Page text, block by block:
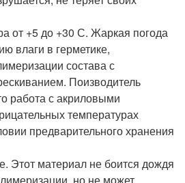
от +5 до +30 С. Жаркая погода
влаги в герметике,
состава с
Поизводитель
работа с акриловыми
температурах
предварительного хранения
Этот материал не боится дождя
но не может